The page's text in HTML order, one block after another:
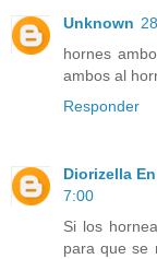
Unknown
hornes
ambos al
Responder
Diorizella
7:00
Si los
para que se